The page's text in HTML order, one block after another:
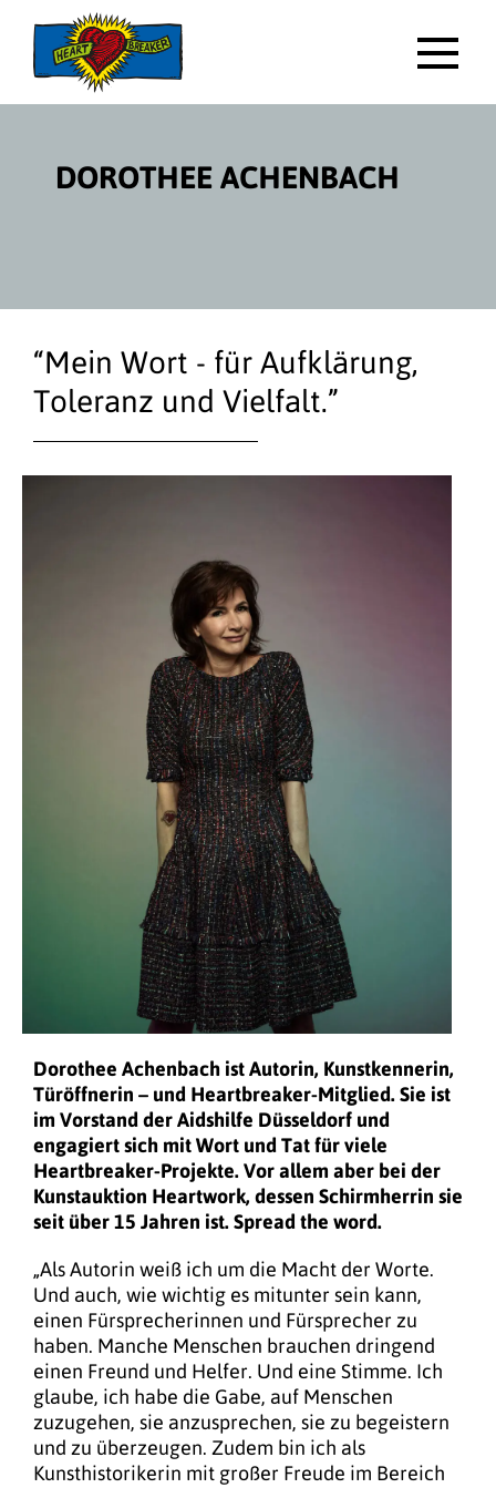
Direktlink
zum
Inhalt
DOROTHEE ACHENBACH
“Mein Wort - für Aufklärung,
Toleranz und Vielfalt.”
Dorothee Achenbach ist Autorin, Kunstkennerin,
Türöffnerin – und Heartbreaker-Mitglied. Sie ist
im Vorstand der Aidshilfe Düsseldorf und
engagiert sich mit Wort und Tat für viele
Heartbreaker-Projekte. Vor allem aber bei der
Kunstauktion Heartwork, dessen Schirmherrin sie
seit über 15 Jahren ist. Spread the word.
„Als Autorin weiß ich um die Macht der Worte.
Und auch, wie wichtig es mitunter sein kann,
einen Fürsprecherinnen und Fürsprecher zu
haben. Manche Menschen brauchen dringend
einen Freund und Helfer. Und eine Stimme. Ich
glaube, ich habe die Gabe, auf Menschen
zuzugehen, sie anzusprechen, sie zu begeistern
und zu überzeugen. Zudem bin ich als
Kunsthistorikerin mit großer Freude im Bereich